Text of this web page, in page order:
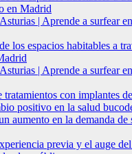
en Madrid
| Aprende a surfear
los espacios habitables a
| Aprende a surfear
tratamientos con implantes
positivo en la salud
aumento en la demanda de
previa y el auge